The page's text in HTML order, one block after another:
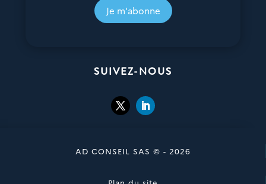
Je m'abonne
SUIVEZ-NOUS
AD CONSEIL SAS © - 2026